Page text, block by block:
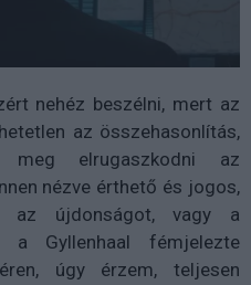
nehéz beszélni, mert az
az összehasonlítás,
meg elrugaszkodni az
nézve érthető és jogos,
az újdonságot, vagy a
a Gyllenhaal fémjelezte
úgy érzem, teljesen